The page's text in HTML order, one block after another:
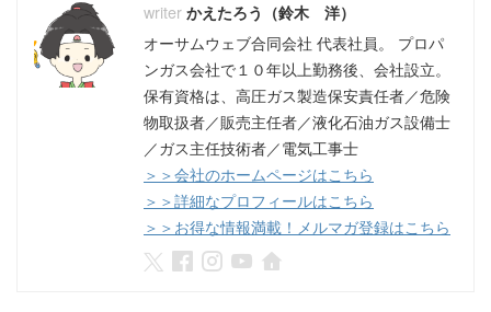
かえたろう（鈴木 洋）
オーサムウェブ合同会社 代表社員。 プロパ
ンガス会社で１０年以上勤務後、会社設立。
保有資格は、高圧ガス製造保安責任者／危険
物取扱者／販売主任者／液化石油ガス設備士
／ガス主任技術者／電気工事士
＞＞会社のホームページはこちら
＞＞詳細なプロフィールはこちら
＞＞お得な情報満載！メルマガ登録はこちら